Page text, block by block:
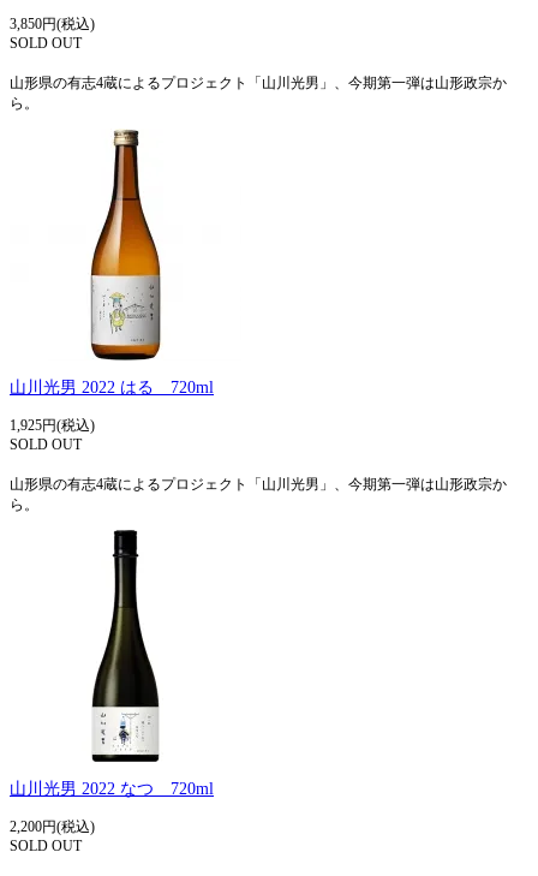
3,850円(税込)
SOLD OUT
山形県の有志4蔵によるプロジェクト「山川光男」、今期第一弾は山形政宗か
ら。
山川光男 2022 はる 720ml
1,925円(税込)
SOLD OUT
山形県の有志4蔵によるプロジェクト「山川光男」、今期第一弾は山形政宗か
ら。
山川光男 2022 なつ 720ml
2,200円(税込)
SOLD OUT